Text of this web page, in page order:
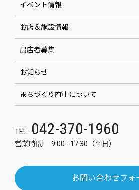
イベント情報
お店＆施設情報
出店者募集
お知らせ
まちづくり府中について
TEL : 042-370-1960
営業時間 9:00 - 17:30（平日）
お問い合わせフォ